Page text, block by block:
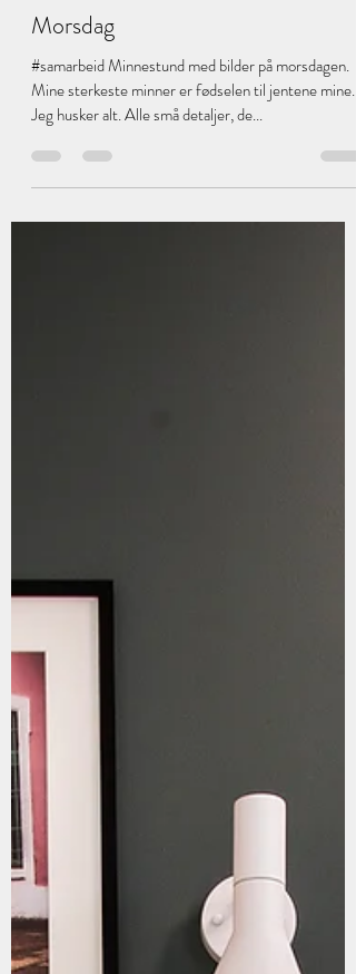
Jannicke Valen
11. feb. 2018
2 min lesing
Morsdag